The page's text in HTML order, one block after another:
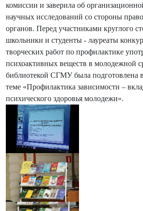
комиссии и заверила об
научных исследований со стороны
органов. Перед участниками круглого
школьники и студенты - лауреаты
творческих работ по профилактике
психоактивных веществ в молодежной
библиотекой СГМУ была подготовлена
теме «Профилактика зависимости –
психического здоровья молодежи».